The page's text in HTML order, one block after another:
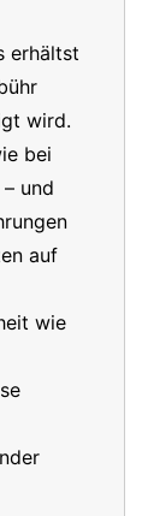
erhältst
wird.
bei
und
auf
wie